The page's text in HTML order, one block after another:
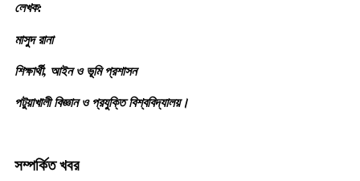
লেখক:
মাসুদ রানা
শিক্ষার্থী, আইন ও ভূমি প্রশাসন
পটুয়াখালী বিজ্ঞান ও প্রযুক্তি বিশ্ববিদ্যালয়।
সম্পর্কিত খবর